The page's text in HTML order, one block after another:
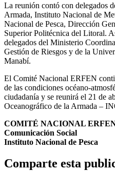
La reunión contó con delegados
Armada, Instituto Nacional de
Nacional de Pesca, Dirección
Superior Politécnica del Litoral.
delegados del Ministerio
Gestión de Riesgos y de la
Manabí.
El Comité Nacional ERFEN
de las condiciones océano-
ciudadanía y se reunirá el 21 de
Oceanográfico de la Armada –
COMITÉ NACIONAL
Comunicación Social
Instituto Nacional de Pesca
Comparte esta